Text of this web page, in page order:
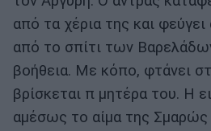
από τα χέρια της και
από το σπίτι των
βοήθεια. Με κόπο, φτάνει
βρίσκεται π μητέρα του. Η
αμέσως το αίμα της Σμαρώς